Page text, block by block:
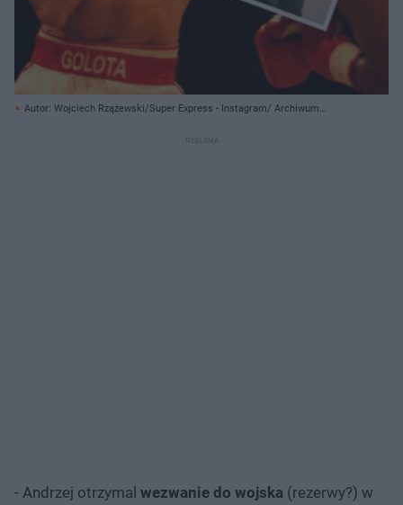
Autor: Wojciech Rzążewski/Super Express - Instagram/ Archiwum
- Andrzej otrzymal wezwanie do wojska (rezerwy?) w